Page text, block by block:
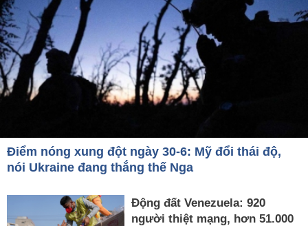
Điểm nóng xung đột ngày 30-6: Mỹ đổi thái độ,
nói Ukraine đang thắng thế Nga
Động đất Venezuela: 920
người thiệt mạng, hơn 51.000